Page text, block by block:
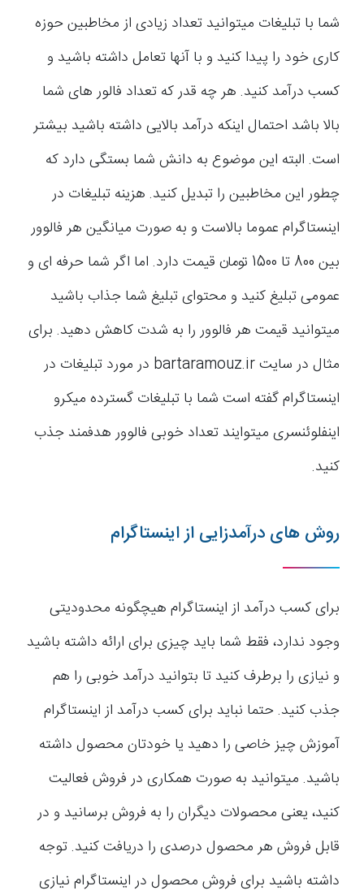
شما با تبلیغات میتوانید تعداد زیادی از مخاطبین حوزه
کاری خود را پیدا کنید و با آنها تعامل داشته باشید و
کسب درآمد کنید. هر چه قدر که تعداد فالور های شما
بالا باشد احتمال اینکه درآمد بالایی داشته باشید بیشتر
است. البته این موضوع به دانش شما بستگی دارد که
چطور این مخاطبین را تبدیل کنید. هزینه تبلیغات در
اینستاگرام عموما بالاست و به صورت میانگین هر فالوور
بین 800 تا 1500 تومان قیمت دارد. اما اگر شما حرفه ای و
عمومی تبلیغ کنید و محتوای تبلیغ شما جذاب باشید
میتوانید قیمت هر فالوور را به شدت کاهش دهید. برای
مثال در سایت bartaramouz.ir در مورد تبلیغات در
اینستاگرام گفته است شما با تبلیغات گسترده میکرو
اینفلوئنسری میتوایند تعداد خوبی فالوور هدفمند جذب
کنید.
روش های درآمدزایی از اینستاگرام
برای کسب درآمد از اینستاگرام هیچگونه محدودیتی
وجود ندارد، فقط شما باید چیزی برای ارائه داشته باشید
و نیازی را برطرف کنید تا بتوانید درآمد خوبی را هم
جذب کنید. حتما نباید برای کسب درآمد از اینستاگرام
آموزش چیز خاصی را دهید یا خودتان محصول داشته
باشید. میتوانید به صورت همکاری در فروش فعالیت
کنید، یعنی محصولات دیگران را به فروش برسانید و در
قابل فروش هر محصول درصدی را دریافت کنید. توجه
داشته باشید برای فروش محصول در اینستاگرام نیازی